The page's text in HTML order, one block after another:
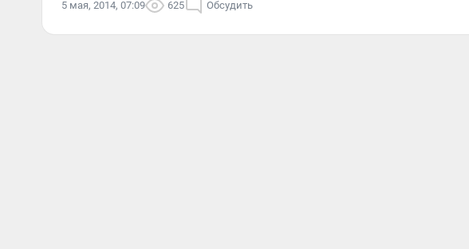
5 мая, 2014, 07:09 625 Обсудить